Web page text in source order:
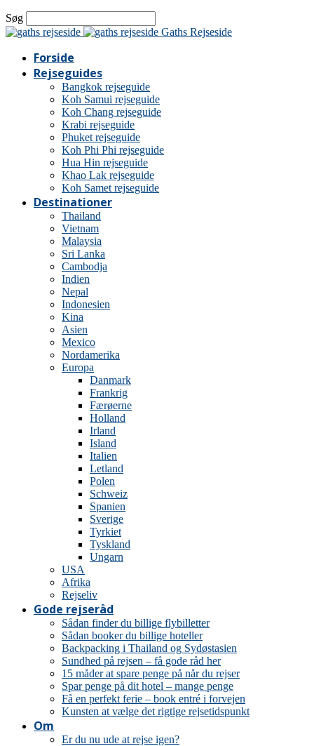
Søg
Gaths Rejseside
Forside
Rejseguides
Bangkok rejseguide
Koh Samui rejseguide
Koh Chang rejseguide
Krabi rejseguide
Phuket rejseguide
Koh Phi Phi rejseguide
Hua Hin rejseguide
Khao Lak rejseguide
Koh Samet rejseguide
Destinationer
Thailand
Vietnam
Malaysia
Sri Lanka
Cambodja
Indien
Nepal
Indonesien
Kina
Asien
Mexico
Nordamerika
Europa
Danmark
Frankrig
Færøerne
Holland
Irland
Island
Italien
Letland
Polen
Schweiz
Spanien
Sverige
Tyrkiet
Tyskland
Ungarn
USA
Afrika
Rejseliv
Gode rejseråd
Sådan finder du billige flybilletter
Sådan booker du billige hoteller
Backpacking i Thailand og Sydøstasien
Sundhed på rejsen – få gode råd her
15 måder at spare penge på når du rejser
Spar penge på dit hotel – mange penge
Få en perfekt ferie – book entré i forvejen
Kunsten at vælge det rigtige rejsetidspunkt
Om
Er du nu ude at rejse igen?